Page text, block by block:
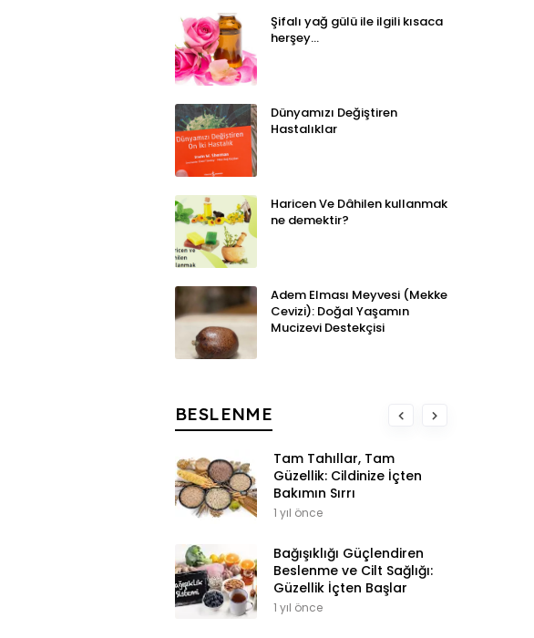
Şifalı yağ gülü ile ilgili kısaca
herşey...
Dünyamızı Değiştiren
Hastalıklar
Haricen Ve Dâhilen kullanmak
ne demektir?
Adem Elması Meyvesi (Mekke
Cevizi): Doğal Yaşamın
Mucizevi Destekçisi
BESLENME
Tam Tahıllar, Tam
Güzellik: Cildinize İçten
Bakımın Sırrı
1 yıl önce
Bağışıklığı Güçlendiren
Beslenme ve Cilt Sağlığı:
Güzellik İçten Başlar
1 yıl önce